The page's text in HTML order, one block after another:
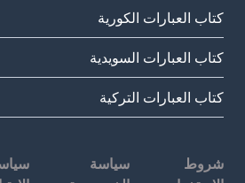
كتاب العبارات الكورية
كتاب العبارات السويدية
كتاب العبارات التركية
شروط
سياسة